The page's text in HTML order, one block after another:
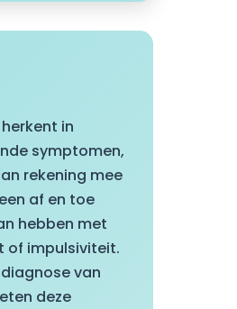
in
symptomen,
rekening mee
af en toe
hebben met
of impulsiviteit.
van
deze